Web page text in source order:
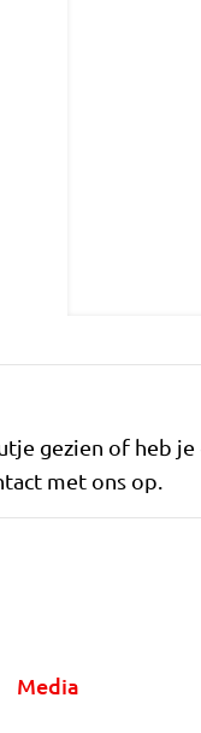
gezien of heb
met ons op.
Media